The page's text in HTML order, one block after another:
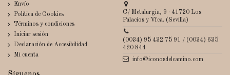
Envío
Política de Cookies
Términos y condiciones
Iniciar sesión
Declaración de Accesibilidad
Mi cuenta
C/ Metalurgia, 9 · 41720 Los
Palacios y Vfca. (Sevilla)
(0034) 95 432 75 91 / (0034) 635
420 844
info@iconosdelcamino.com